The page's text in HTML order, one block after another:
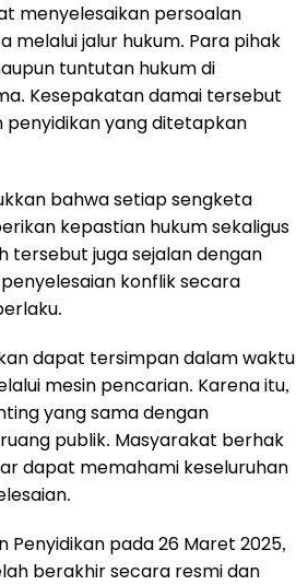
menyelesaikan persoalan
melalui jalur hukum. Para pihak
tuntutan hukum di
Kesepakatan damai tersebut
yang ditetapkan
bahwa setiap sengketa
kepastian hukum sekaligus
tersebut juga sejalan dengan
konflik secara
dapat tersimpan dalam waktu
mesin pencarian. Karena itu,
yang sama dengan
publik. Masyarakat berhak
dapat memahami keseluruhan
pada 26 Maret 2025,
berakhir secara resmi dan